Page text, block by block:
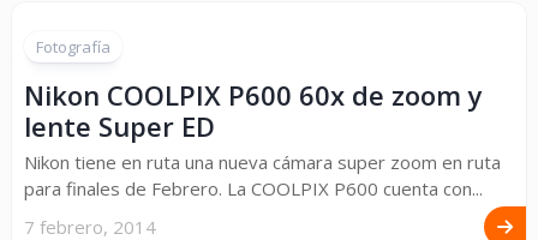
Fotografía
Nikon COOLPIX P600 60x de zoom y
lente Super ED
Nikon tiene en ruta una nueva cámara super zoom en ruta
para finales de Febrero. La COOLPIX P600 cuenta con...
7 febrero, 2014